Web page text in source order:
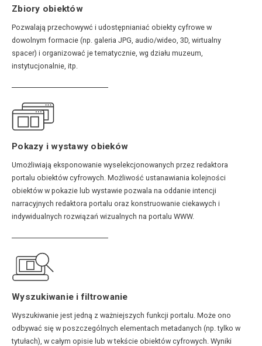
Zbiory obiektów
Pozwalają przechowywć i udostępnianiać obiekty cyfrowe w
dowolnym formacie (np. galeria JPG, audio/wideo, 3D, wirtualny
spacer) i organizować je tematycznie, wg działu muzeum,
instytucjonalnie, itp.
Pokazy i wystawy obieków
Umożliwiają eksponowanie wyselekcjonowanych przez redaktora
portalu obiektów cyfrowych. Możliwość ustanawiania kolejności
obiektów w pokazie lub wystawie pozwala na oddanie intencji
narracyjnych redaktora portalu oraz konstruowanie ciekawych i
indywidualnych rozwiązań wizualnych na portalu WWW.
Wyszukiwanie i filtrowanie
Wyszukiwanie jest jedną z ważniejszych funkcji portalu. Może ono
odbywać się w poszczególnych elementach metadanych (np. tylko w
tytułach), w całym opisie lub w tekście obiektów cyfrowych. Wyniki